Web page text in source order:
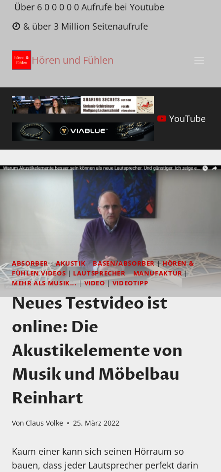
Zum
Inhalt
springen
Über 6 0 0 0 0 0 Aufrufe bei Youtube
& über 3 Million Seitenaufrufe
Hören und Fühlen
YouTube
ABSORBER|AKUSTIK |BASEN/ABSORBER|HÖREN &
FÜHLEN VIDEOS| LAUTSPRECHER|MANUFAKTUR|
MEHR ALS MUSIK... | VIDEO | VIDEOTIPP
Neues Testvideo ist
online: Die
Akustikelemente von
Musik und Möbelbau
Reinhart
Von Claus Volke 25. März 2022
Kaum einer kann sich seinen Hörraum so
bauen, dass jeder Lautsprecher perfekt darin